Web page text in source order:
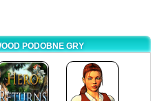
PODOBNE GRY